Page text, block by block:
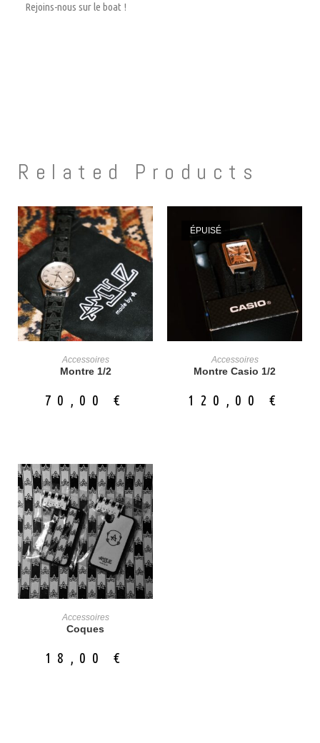
Rejoins-nous sur le boat !
Related Products
Add To Cart
Accessoires
Montre 1/2
70,00 €
ÉPUISÉ
Read More
Accessoires
Montre Casio 1/2
120,00 €
Select Options
Accessoires
Coques
18,00 €